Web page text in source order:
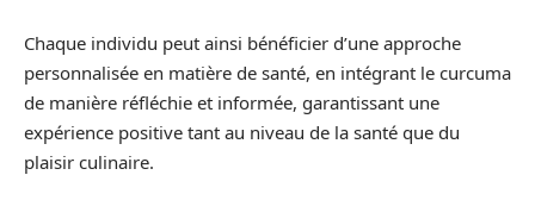
Chaque individu peut ainsi bénéficier d’une approche
personnalisée en matière de santé, en intégrant le curcuma
de manière réfléchie et informée, garantissant une
expérience positive tant au niveau de la santé que du
plaisir culinaire.